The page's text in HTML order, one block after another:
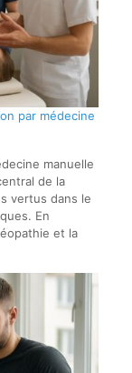
par médecine
manuelle
de la
vertus dans le
En
et la